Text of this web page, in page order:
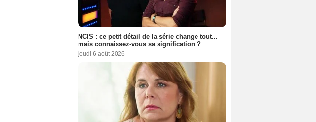
NCIS : ce petit détail de la série change tout...
mais connaissez-vous sa signification ?
jeudi 6 août 2026